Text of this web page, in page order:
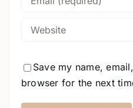
Save my name,
browser for the next